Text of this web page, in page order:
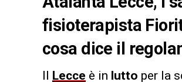
fisioterapista
cosa dice il
Il Lecce è in lutto per la